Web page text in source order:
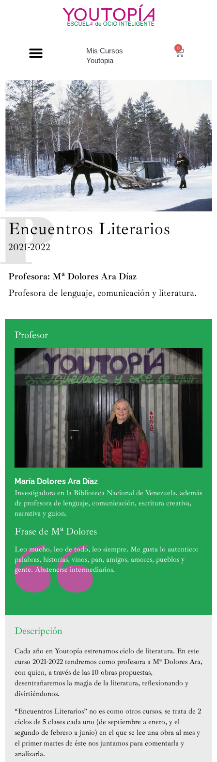
Mis Cursos
Youtopia
0
Encuentros Literarios
2021-2022
Profesora: Mª Dolores Ara Díaz
Profesora de lenguaje, comunicación y literatura.
Profesor
María Dolores Ara Díaz
Investigadora en la Biblioteca Nacional de Venezuela, además
de profesora de lenguaje, comunicación, escritura creativa,
narrativa y guion.
Frase de Mª Dolores
Leo mucho, leo de todo, leo siempre. Me gusta lo autentico:
palabras, historias, vinos, pan, amigos, amores, pueblos y
gente. Abstenerse intermediarios.
Descripción
Cada año en Youtopía estrenamos ciclo de literatura. En este
curso 2021-2022 tendremos como profesora a Mª Dolores Ara,
con quien, a través de las 10 obras propuestas,
desentrañaremos la magia de la literatura, reflexionando y
divirtiéndonos.
“Encuentros Literarios” no es como otros cursos, se trata de 2
ciclos de 5 clases cada uno (de septiembre a enero, y el
segundo de febrero a junio) en el que se lee una obra al mes y
el primer martes de éste nos juntamos para comentarla y
analizarla.